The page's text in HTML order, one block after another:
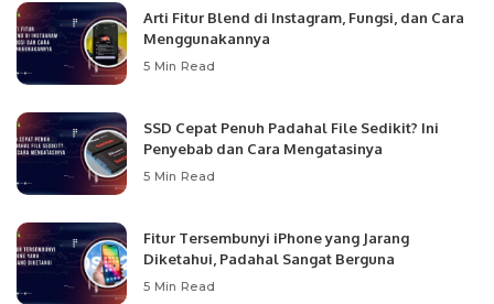
Arti Fitur Blend di Instagram, Fungsi, dan Cara
Menggunakannya
5 Min Read
SSD Cepat Penuh Padahal File Sedikit? Ini
Penyebab dan Cara Mengatasinya
5 Min Read
Fitur Tersembunyi iPhone yang Jarang
Diketahui, Padahal Sangat Berguna
5 Min Read